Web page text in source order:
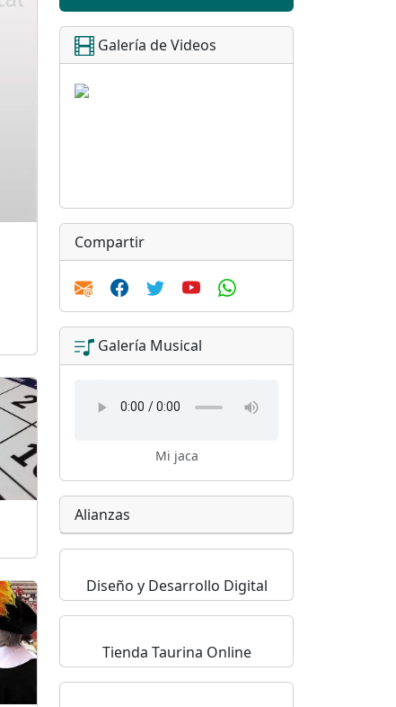
Galería de Videos
Compartir
Galería Musical
Mi jaca
Alianzas
Diseño y Desarrollo Digital
Tienda Taurina Online